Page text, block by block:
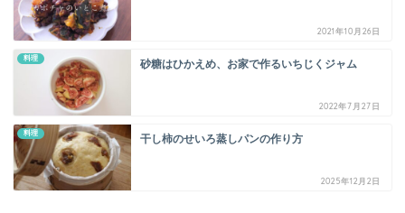
2021年10月26日
料理 砂糖はひかえめ、お家で作るいちじくジャム
2022年7月27日
料理 干し柿のせいろ蒸しパンの作り方
2025年12月2日